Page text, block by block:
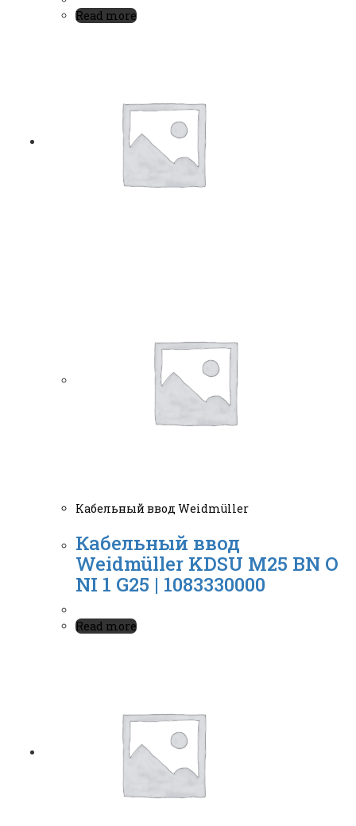
Read more
Кабельный ввод Weidmüller
Кабельный ввод
Weidmüller KDSU M25 BN O
NI 1 G25 | 1083330000
Read more